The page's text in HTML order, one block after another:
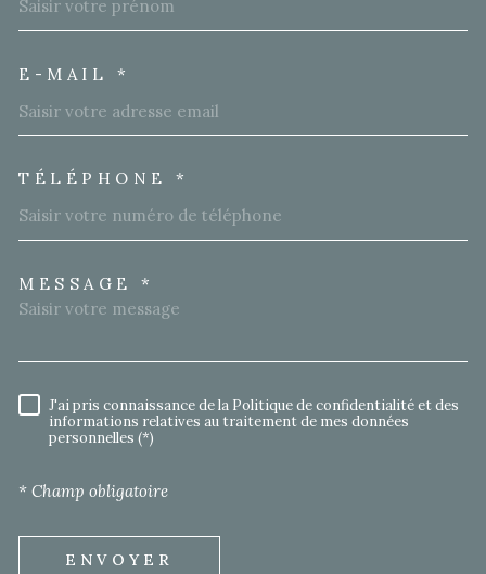
E-MAIL *
TÉLÉPHONE *
MESSAGE *
RÈGLEMENTATION
J'ai pris connaissance de la Politique de confidentialité et des
informations relatives au traitement de mes données
personnelles (*)
* Champ obligatoire
ENVOYER